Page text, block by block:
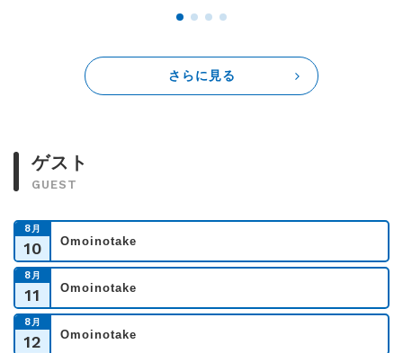
さらに見る
ゲスト
GUEST
8月
10 Omoinotake
8月
11 Omoinotake
8月
12 Omoinotake